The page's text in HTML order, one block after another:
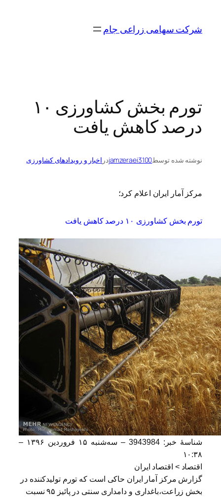
محتواشرکت سهامی زراعی جام
تورم بخش کشاورزی ۱۰
درصد کاهش یافت
نوشته شده توسطjamzeraei3100در اخبار و رویدادهای کشاورزی
مرکز آمار ایران اعلام کرد؛
تورم بخش کشاورزی ۱۰ درصد کاهش یافت
شناسهٔ خبر: 3943984 –
سه‌شنبه ۱۵ فروردین ۱۳۹۶ –
۱۰:۳۸
اقتصاد > اقتصاد ایران
گزارش مرکز آمار ایران حاکی است که تورم تولیدکننده در
بخش زراعت،باغداری و دامداری سنتی در پائیز ۹۵ نسبت